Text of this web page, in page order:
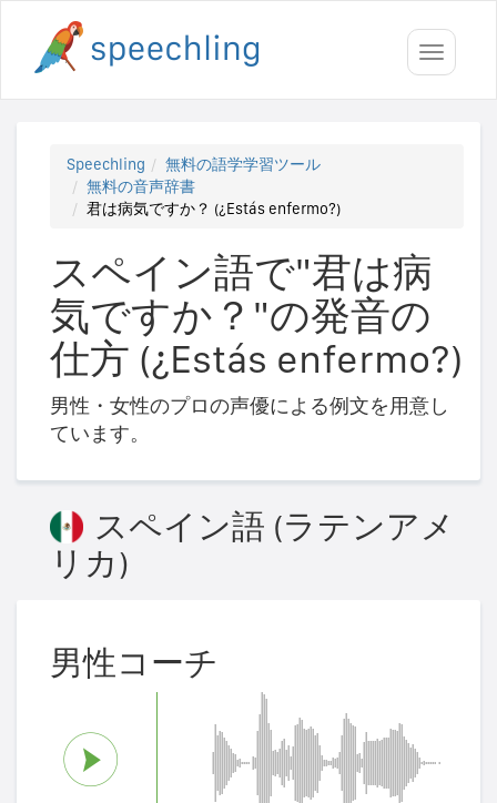
Toggle
Speechling
無料の語学学習ツール
無料の音声辞書
君は病気ですか？ (¿Estás enfermo?)
スペイン語で"君は病
気ですか？"の発音の
仕方 (¿Estás enfermo?)
男性・女性のプロの声優による例文を用意し
ています。
スペイン語 (ラテンアメ
リカ)
男性コーチ